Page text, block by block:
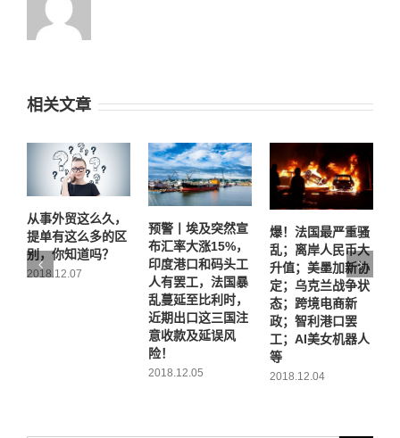
相关文章
从事外贸这么久，
提单有这么多的区
别，你知道吗？
2018.12.07
预警丨埃及突然宣
布汇率大涨15%，
印度港口和码头工
人有罢工，法国暴
乱蔓延至比利时，
近期出口这三国注
意收款及延误风
险！
2018.12.05
爆！法国最严重骚
乱；离岸人民币大
升值；美墨加新协
定；乌克兰战争状
态；跨境电商新
政；智利港口罢
工；AI美女机器人
等
2018.12.04